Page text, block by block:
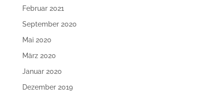
Februar 2021
September 2020
Mai 2020
März 2020
Januar 2020
Dezember 2019